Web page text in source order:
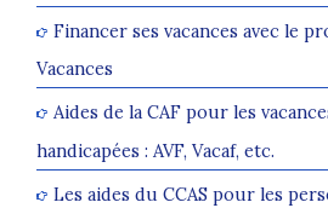
Financer ses vacances avec le
Vacances
Aides de la CAF pour les
handicapées : AVF, Vacaf, etc.
Les aides du CCAS pour les